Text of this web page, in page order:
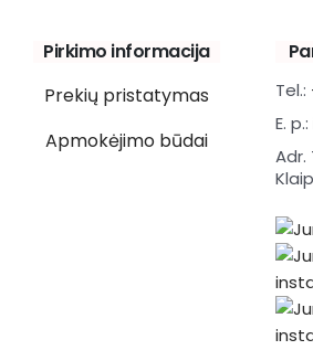
Pirkimo informacija
Prekių pristatymas
Apmokėjimo būdai
Tel.:
E. p.:
Adr.